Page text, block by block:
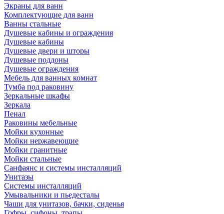
Экраны для ванн
Комплектующие для ванн
Ванны стальные
Душевые кабины и ограждения
Душевые кабины
Душевые двери и шторы
Душевые поддоны
Душевые ограждения
Мебель для ванных комнат
Тумба под раковину
Зеркальные шкафы
Зеркала
Пенал
Раковины мебельные
Мойки кухонные
Мойки нержавеющие
Мойки гранитные
Мойки стальные
Санфаянс и системы инсталляций
Унитазы
Системы инсталляций
Умывальники и пьедесталы
Чаши для унитазов, бачки, сиденья